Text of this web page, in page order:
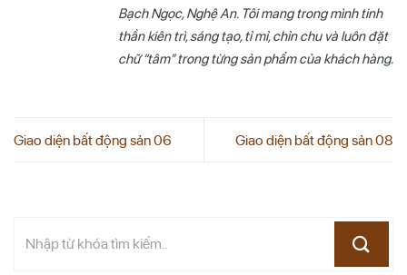
Bạch Ngọc, Nghệ An. Tôi mang trong mình tinh
thần kiên trì, sáng tạo, tỉ mỉ, chỉn chu và luôn đặt
chữ “tâm” trong từng sản phẩm của khách hàng.
Giao diện bất động sản 06 Giao diện bất động sản 08